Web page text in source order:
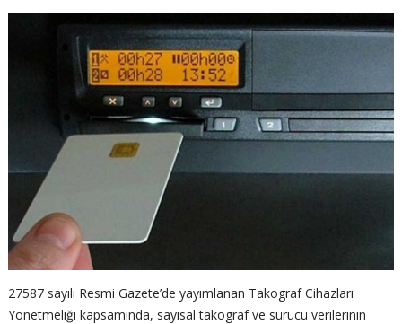
27587 sayılı Resmi Gazete’de yayımlanan Takograf Cihazları
Yönetmeliği kapsamında, sayısal takograf ve sürücü verilerinin